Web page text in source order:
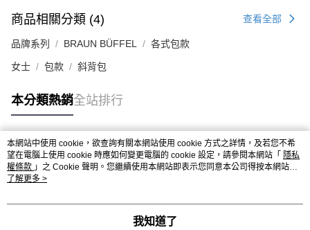
商品相關分類 (4) 查看全部
品牌系列 BRAUN BÜFFEL 各式包款
女士 包款 斜背包
本分類熱銷全站排行
熱門標籤
本網站中使用 cookie，欲查詢有關本網站使用 cookie 方式之詳情，及若您不希
望在電腦上使用 cookie 時應如何變更電腦的 cookie 設定，請參閱本網站「 隱私
權條款 」之 Cookie 聲明。您繼續使用本網站即表示您同意本公司得按本網站使
用條款之 Cookie 聲明使用 cookie。
了解更多 >
我知道了